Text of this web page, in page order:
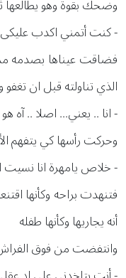
وضحك بقوة وهو يطالعها
- كنت أتمني اكدب عليكى
فضاقت عيناها بصدمه
الذي تناولته قبل ان
- انا .. يعني... اصلا ..
وحركت رأسها كي يتفهم
- خلاص يامهرة انا
فتنهدت براحه وكأنها
أنه يجاريها وكأنها طفله
وانتفضت من فوق